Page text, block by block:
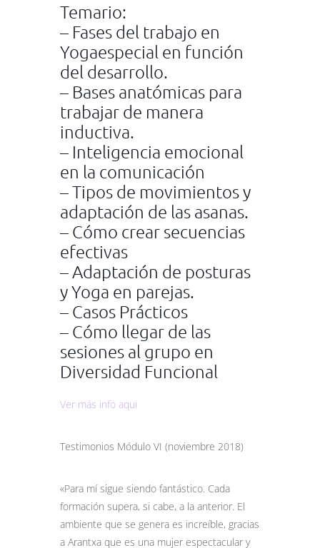
Temario:
– Fases del trabajo en
Yogaespecial en función
del desarrollo.
– Bases anatómicas para
trabajar de manera
inductiva.
– Inteligencia emocional
en la comunicación
– Tipos de movimientos y
adaptación de las asanas.
– Cómo crear secuencias
efectivas
– Adaptación de posturas
y Yoga en parejas.
– Casos Prácticos
– Cómo llegar de las
sesiones al grupo en
Diversidad Funcional
Ver más info aqui
Testimonios Módulo VI (noviembre 2018)
«Para mí sigue siendo fantástico. Cada
formación supera, si cabe, a la anterior. El
ambiente que se genera es increíble, gracias
a Arantxa que es una mujer espectacular y